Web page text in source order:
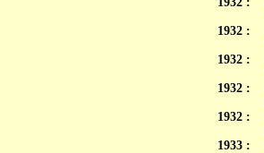
1932 :
1932 :
1932 :
1932 :
1933 :